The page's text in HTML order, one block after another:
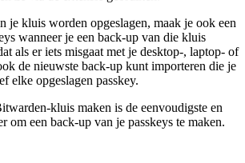
je kluis worden opgeslagen, maak je ook een
wanneer je een back-up van die kluis
als er iets misgaat met je desktop-, laptop- of
de nieuwste back-up kunt importeren die je
elke opgeslagen passkey.
kluis maken is de eenvoudigste en
om een back-up van je passkeys te maken.